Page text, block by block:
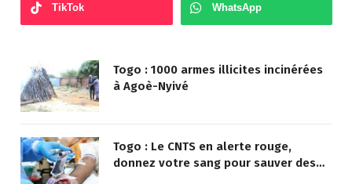
TikTok WhatsApp
Togo : 1000 armes illicites incinérées
à Agoè-Nyivé
Togo : Le CNTS en alerte rouge,
donnez votre sang pour sauver des